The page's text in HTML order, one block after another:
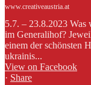
www.creativeaustria.at
5.7. – 23.8.2023 Was
im Generalihof?
einem der schönsten
ukrainis...
View on Facebook
· Share